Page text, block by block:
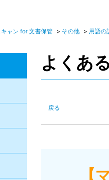
ャン for 文書保管 > その他 > 用語の
よくあ
戻る
【